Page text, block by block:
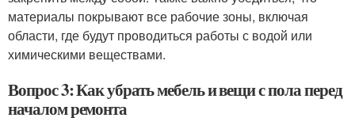
материалы покрывают все рабочие зоны, включая
области, где будут проводиться работы с водой или
химическими веществами.
Вопрос 3: Как убрать мебель и вещи с пола перед
началом ремонта